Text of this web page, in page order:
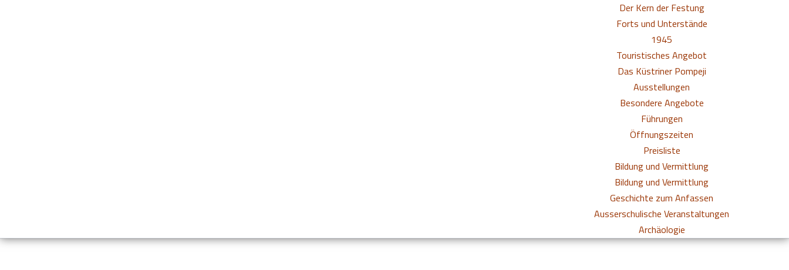
Der Kern der Festung
Forts und Unterstände
1945
Touristisches Angebot
Das Küstriner Pompeji
Ausstellungen
Besondere Angebote
Führungen
Öffnungszeiten
Preisliste
Bildung und Vermittlung
Bildung und Vermittlung
Geschichte zum Anfassen
Ausserschulische Veranstaltungen
Archäologie